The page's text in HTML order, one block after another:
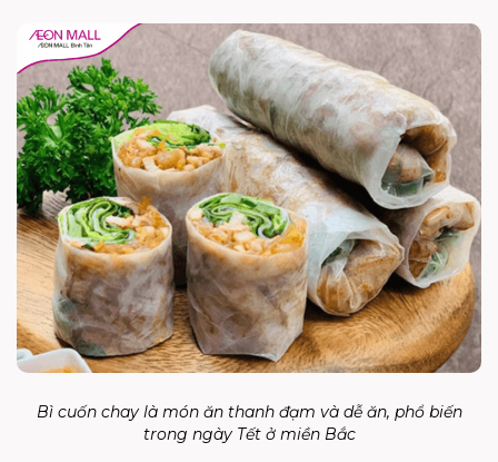
Bì cuốn chay là món ăn thanh đạm và dễ ăn, phổ biến
trong ngày Tết ở miền Bắc